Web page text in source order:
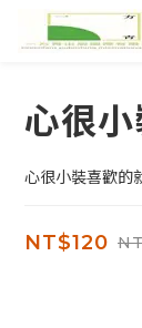
心很
心很小裝喜歡的
NT$120